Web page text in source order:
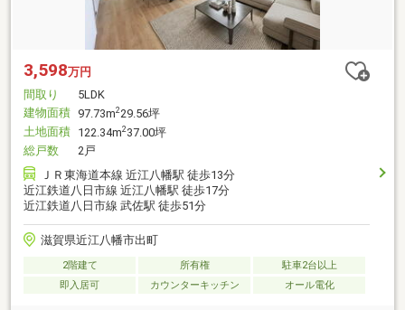
3,598万円
間取り
5LDK
建物面積 97.73m2 29.56坪
土地面積 122.34m2 37.00坪
総戸数
2戸
ＪＲ東海道本線 近江八幡駅 徒歩13分
近江鉄道八日市線 近江八幡駅 徒歩17分
近江鉄道八日市線 武佐駅 徒歩51分
滋賀県近江八幡市出町
2階建て 所有権
駐車2台以上
即入居可
カウンターキッチン オール電化